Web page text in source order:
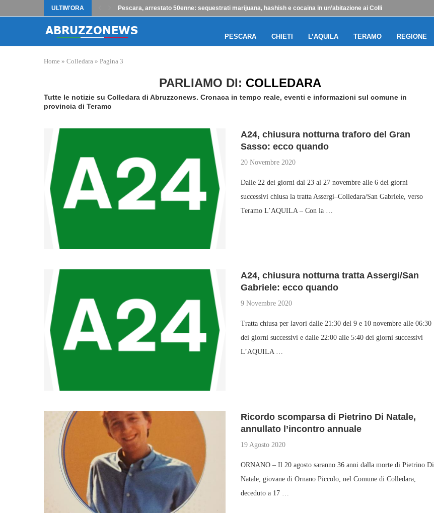
ULTIM'ORA Pescara, arrestato 50enne: sequestrati marijuana, hashish e cocaina in un’abitazione ai Colli
PESCARA CHIETI L’AQUILA TERAMO REGIONE
Home » Colledara » Pagina 3
PARLIAMO DI: COLLEDARA
Tutte le notizie su Colledara di Abruzzonews. Cronaca in tempo reale, eventi e informazioni sul comune in
provincia di Teramo
A24, chiusura notturna traforo del Gran
Sasso: ecco quando
20 Novembre 2020
Dalle 22 dei giorni dal 23 al 27 novembre alle 6 dei giorni
successivi chiusa la tratta Assergi–Colledara/San Gabriele, verso
Teramo L’AQUILA – Con la …
A24, chiusura notturna tratta Assergi/San
Gabriele: ecco quando
9 Novembre 2020
Tratta chiusa per lavori dalle 21:30 del 9 e 10 novembre alle 06:30
dei giorni successivi e dalle 22:00 alle 5:40 dei giorni successivi
L’AQUILA …
Ricordo scomparsa di Pietrino Di Natale,
annullato l’incontro annuale
19 Agosto 2020
ORNANO – Il 20 agosto saranno 36 anni dalla morte di Pietrino Di
Natale, giovane di Ornano Piccolo, nel Comune di Colledara,
deceduto a 17 …